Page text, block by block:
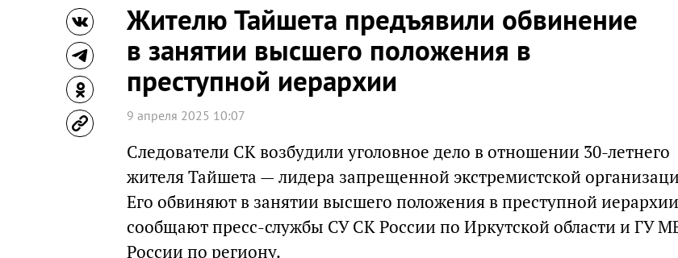
Жителю Тайшета предъявили обвинение
в занятии высшего положения в
преступной иерархии
9 апреля 2025 10:07
Следователи СК возбудили уголовное дело в отношении 30-летнего
жителя Тайшета — лидера запрещенной экстремистской
Его обвиняют в занятии высшего положения в преступной
сообщают пресс-службы СУ СК России по Иркутской области и ГУ
России по региону.